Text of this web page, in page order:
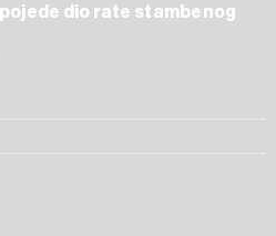
dio rate stambenog